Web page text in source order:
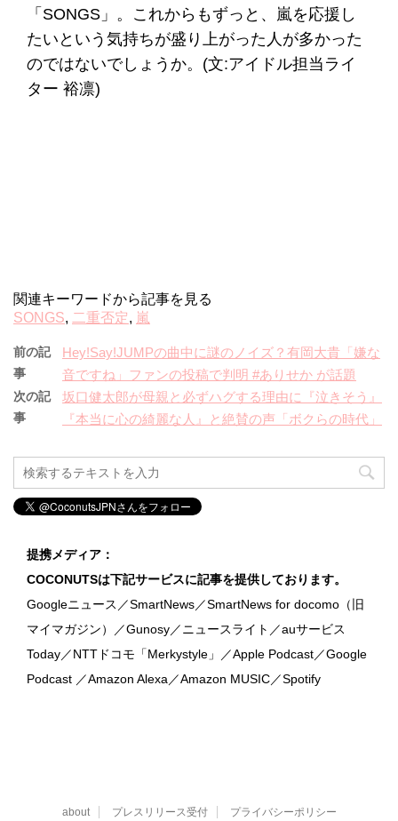
「SONGS」。これからもずっと、嵐を応援し
たいという気持ちが盛り上がった人が多かった
のではないでしょうか。(文:アイドル担当ライ
ター 裕凛)
関連キーワードから記事を見る
SONGS, 二重否定, 嵐
前の記
事
Hey!Say!JUMPの曲中に謎のノイズ？有岡大貴「嫌な
音ですね」ファンの投稿で判明 #ありせか が話題
次の記
事
坂口健太郎が母親と必ずハグする理由に『泣きそう』
『本当に心の綺麗な人』と絶賛の声「ボクらの時代」
提携メディア：
COCONUTSは下記サービスに記事を提供しております。
Googleニュース／SmartNews／SmartNews for docomo（旧
マイマガジン）／Gunosy／ニュースライト／auサービス
Today／NTTドコモ「Merkystyle」／Apple Podcast／Google
Podcast ／Amazon Alexa／Amazon MUSIC／Spotify
about プレスリリース受付 プライバシーポリシー